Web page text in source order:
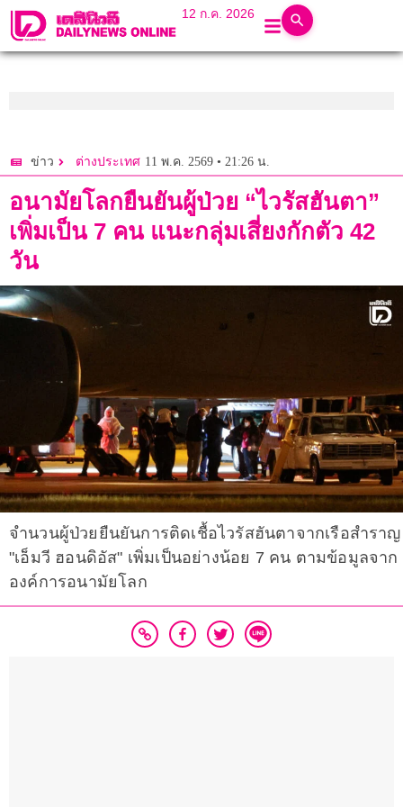
12 ก.ค. 2026
ข่าว ต่างประเทศ 11 พ.ค. 2569 • 21:26 น.
อนามัยโลกยืนยันผู้ป่วย “ไวรัสฮันตา”
เพิ่มเป็น 7 คน แนะกลุ่มเสี่ยงกักตัว 42
วัน
จำนวนผู้ป่วยยืนยันการติดเชื้อไวรัสฮันตาจากเรือสำราญ
"เอ็มวี ฮอนดิอัส" เพิ่มเป็นอย่างน้อย 7 คน ตามข้อมูลจาก
องค์การอนามัยโลก